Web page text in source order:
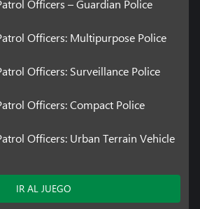
Officers – Guardian Police
Officers: Multipurpose Police
Officers: Surveillance Police
Officers: Compact Police
Officers: Urban Terrain Vehicle
IR AL JUEGO